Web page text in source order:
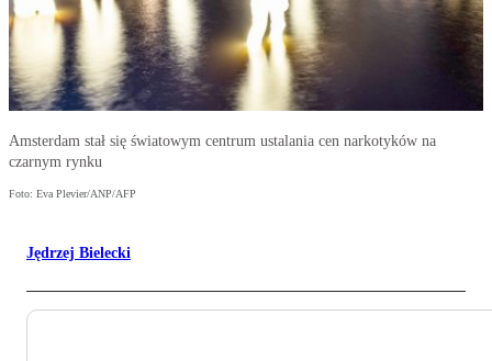
Amsterdam stał się światowym centrum ustalania cen narkotyków na
czarnym rynku
Foto: Eva Plevier/ANP/AFP
Jędrzej Bielecki